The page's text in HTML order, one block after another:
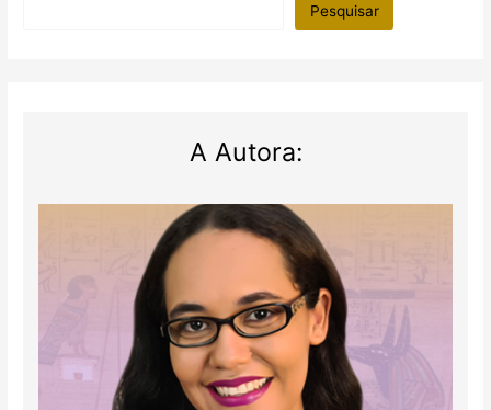
Pesquisar
A Autora: